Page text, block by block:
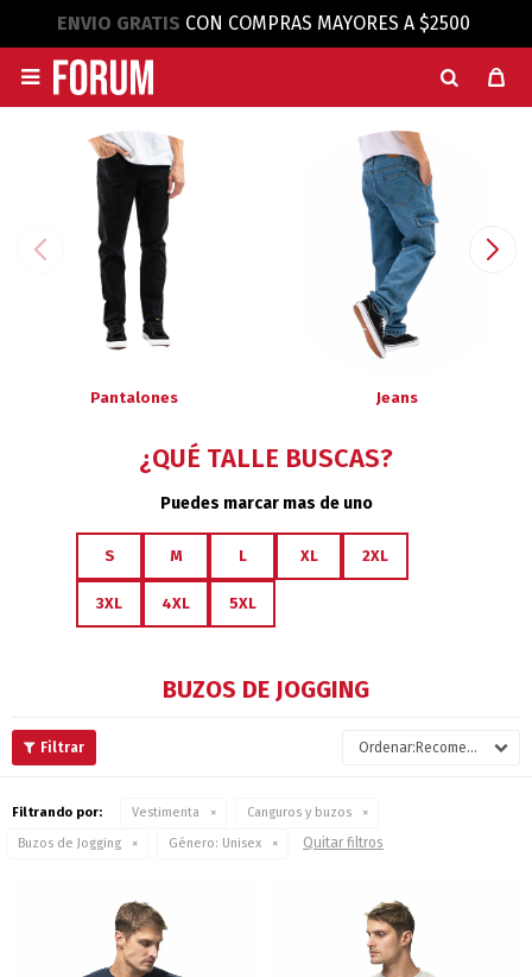
ENVIO GRATIS CON COMPRAS MAYORES A $2500

Pantalones Jeans
¿QUÉ TALLE BUSCAS?
Puedes marcar mas de uno
S M L XL 2XL
3XL 4XL 5XL
BUZOS DE JOGGING
Recomendados
Filtrando por: Vestimenta
Canguros y buzos
Buzos de Jogging
Género: Unisex Quitar filtros